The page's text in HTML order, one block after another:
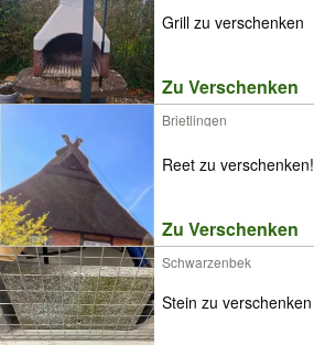
Grill zu verschenken
Zu Verschenken
Brietlingen
Reet zu verschenken!
Zu Verschenken
Schwarzenbek
Stein zu verschenken